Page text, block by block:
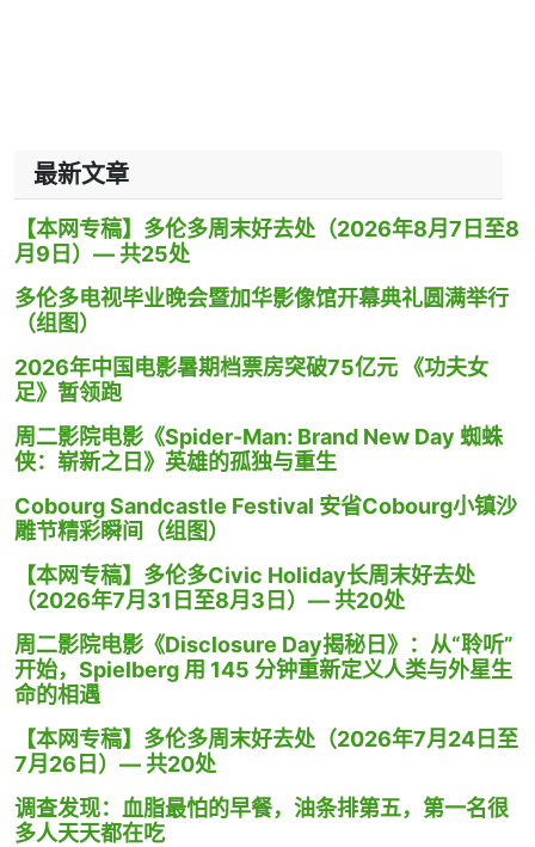
最新文章
【本网专稿】多伦多周末好去处（2026年8月7日至8
月9日）— 共25处
多伦多电视毕业晚会暨加华影像馆开幕典礼圆满举行
（组图）
2026年中国电影暑期档票房突破75亿元 《功夫女
足》暂领跑
周二影院电影《Spider-Man: Brand New Day 蜘蛛
侠：崭新之日》英雄的孤独与重生
Cobourg Sandcastle Festival 安省Cobourg小镇沙
雕节精彩瞬间（组图）
【本网专稿】多伦多Civic Holiday长周末好去处
（2026年7月31日至8月3日）— 共20处
周二影院电影《Disclosure Day揭秘日》：从“聆听”
开始，Spielberg 用 145 分钟重新定义人类与外星生
命的相遇
【本网专稿】多伦多周末好去处（2026年7月24日至
7月26日）— 共20处
调查发现：血脂最怕的早餐，油条排第五，第一名很
多人天天都在吃